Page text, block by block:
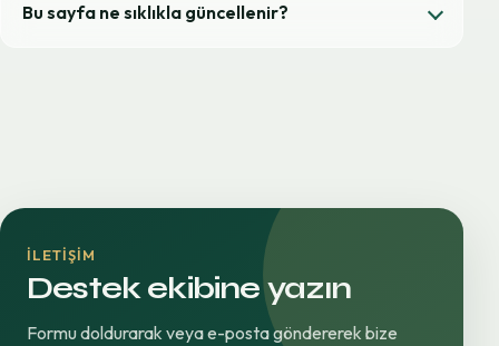
Bu sayfa ne sıklıkla güncellenir?
İLETIŞIM
Destek ekibine yazın
Formu doldurarak veya e-posta göndererek bize